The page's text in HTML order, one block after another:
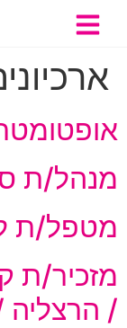
מנהל/ת
מטפל/ת
מזכיר/ת
/ הרצליה